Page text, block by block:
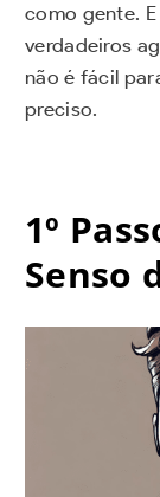
como gente.
verdadeiros
não é fácil
preciso.
1º
Senso